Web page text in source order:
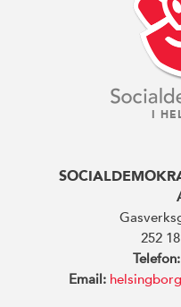
I
252
Telefon:
Email: